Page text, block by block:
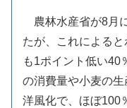
農林水産省が8月
たが、これによる
も1ポイント低い40
の消費量や小麦の
洋風化で、ほぼ100